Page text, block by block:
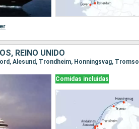
REINO UNIDO
Comidas incluidas